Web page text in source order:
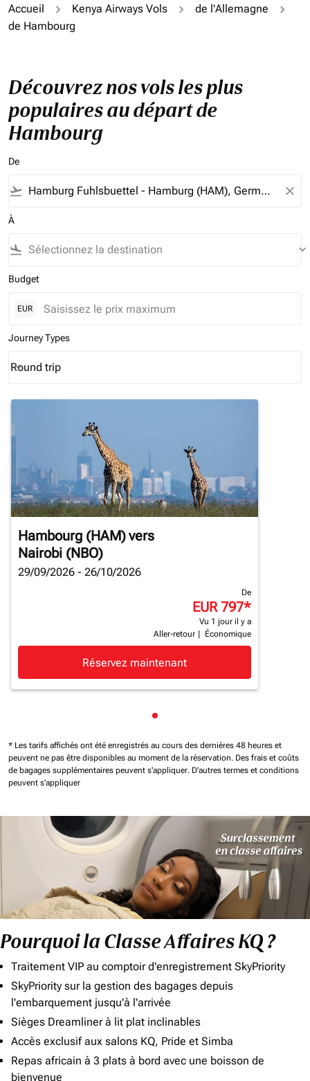
Accueil Kenya Airways Vols
de l'Allemagne
de Hambourg
Découvrez nos vols les plus
populaires au départ de
Hambourg
De
flight_takeoff close
À
flight_land keyboard_arrow_down
Budget
EUR
Journey Types
Journey Types option Round trip Selected
Round trip
keyboard_arrow_down
Hambourg (HAM)vers
Nairobi (NBO)
29/09/2026 - 26/10/2026
De
EUR 797*
Vu 1 jour il y a
Aller-retour
Économique
Réservez maintenant
Affichage de cmp-
* Les tarifs affichés ont été enregistrés au cours des dernières 48 heures et
peuvent ne pas être disponibles au moment de la réservation. Des frais et coûts
de bagages supplémentaires peuvent s'appliquer. D'autres termes et conditions
peuvent s'appliquer
Pourquoi la Classe Affaires KQ ?
Traitement VIP au comptoir d'enregistrement SkyPriority
SkyPriority sur la gestion des bagages depuis
l'embarquement jusqu'à l'arrivée
Sièges Dreamliner à lit plat inclinables
Accès exclusif aux salons KQ, Pride et Simba
Repas africain à 3 plats à bord avec une boisson de
bienvenue